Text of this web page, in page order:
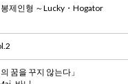
제인형 ～Lucky・Hogator
꿈을 꾸지 않는다」